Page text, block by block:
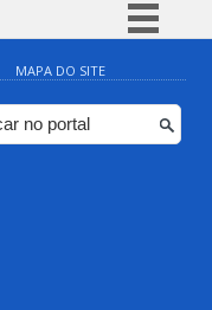
Simplifique!
Comunica BR
Participe
MAPA DO SITE